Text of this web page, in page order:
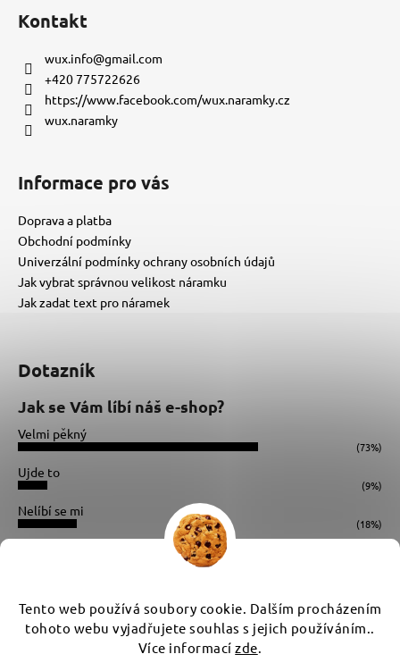
Tento web používá soubory cookie. Dalším procházením
tohoto webu vyjadřujete souhlas s jejich používáním..
Více informacízde.
Kontakt
wux.info@gmail.com
+420 775722626
https://www.facebook.com/wux.naramky.cz
wux.naramky
Informace pro vás
Doprava a platba
Obchodní podmínky
Univerzální podmínky ochrany osobních údajů
Jak vybrat správnou velikost náramku
Jak zadat text pro náramek
Dotazník
Jak se Vám líbí náš e-shop?
Velmi pěkný
(73%)
Ujde to
(9%)
Nelíbí se mi
(18%)
Instagram